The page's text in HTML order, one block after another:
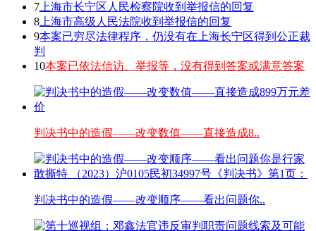
7 上海市长宁区人民检察院收到举报信的回复
8 上海市高级人民法院收到举报信的回复
9本案已穷尽法律程序，仍没有在上海长宁区得到公正裁
判
10本案已依法信访、举报等，没有得到答案或满意答案
判决书中的造假——改变数值——直接造成8..
判决书中的造假——改变顺序——看出问题你..